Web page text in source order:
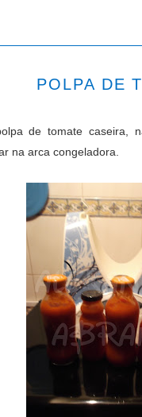
POLPA DE
de tomate caseira,
na arca congeladora.